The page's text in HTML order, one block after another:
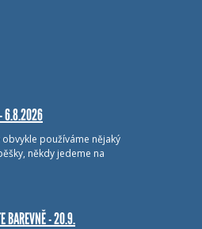
- 6.8.2026
používáme nějaký
někdy jedeme na
BAREVNĚ - 20.9.